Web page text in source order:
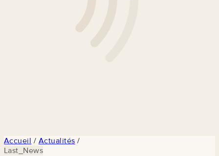
Accueil / Actualités /
Last_News